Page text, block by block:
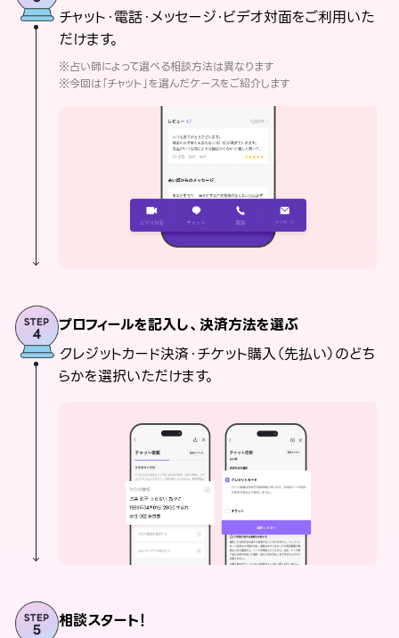
チャット・電話・メッセージ・ビデオ対面をご利用いた
だけます。
※占い師によって選べる相談方法は異なります
※今回は「チャット」を選んだケースをご紹介します
プロフィールを記入し、決済方法を選ぶ
クレジットカード決済・チケット購入（先払い）のどち
らかを選択いただけます。
相談スタート！